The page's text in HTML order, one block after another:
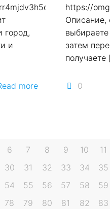
город,
и
more
https://
Описание,
затем
получаете
0
6 7 8 9 10
11
30 31 32 33 34
35
54 55 56 57 58
59
78 79 80 81 82
83